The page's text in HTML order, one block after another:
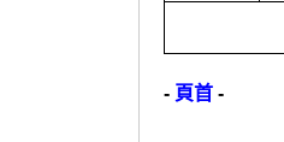
- 頁首 -